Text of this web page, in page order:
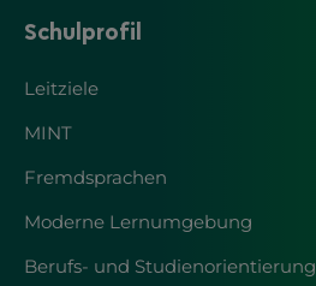
Schulprofil
Leitziele
MINT
Fremdsprachen
Moderne Lernumgebung
Berufs- und Studienorientierung